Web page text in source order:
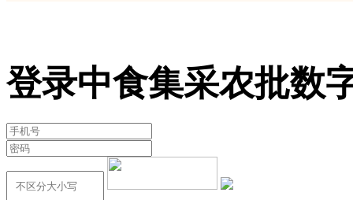
登录中食集采农批数